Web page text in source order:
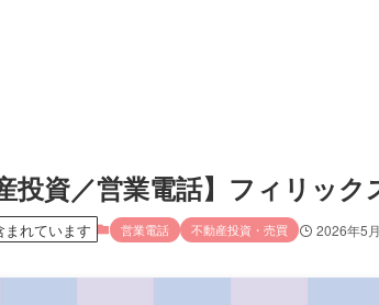
投資／営業電話】フィリッ
れています 営業電話 不動産投資・売買 2026年5